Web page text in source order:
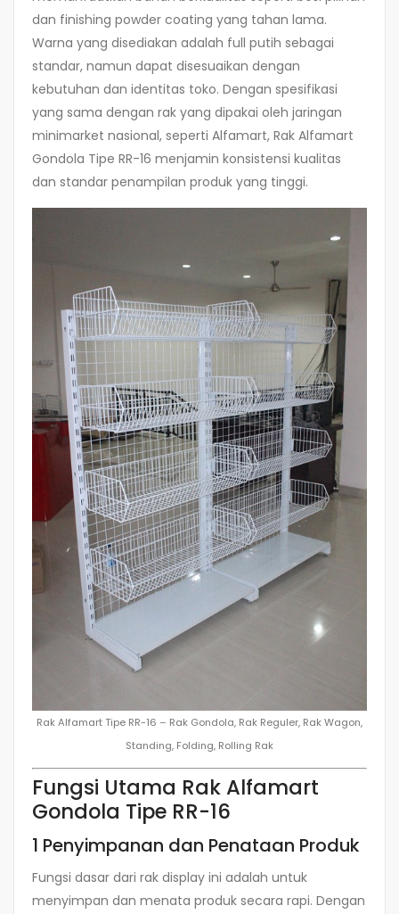
dan finishing powder coating yang tahan lama.
Warna yang disediakan adalah full putih sebagai
standar, namun dapat disesuaikan dengan
kebutuhan dan identitas toko. Dengan spesifikasi
yang sama dengan rak yang dipakai oleh jaringan
minimarket nasional, seperti Alfamart, Rak Alfamart
Gondola Tipe RR-16 menjamin konsistensi kualitas
dan standar penampilan produk yang tinggi.
Rak Alfamart Tipe RR-16 – Rak Gondola, Rak Reguler, Rak Wagon,
Standing, Folding, Rolling Rak
Fungsi Utama Rak Alfamart
Gondola Tipe RR-16
1 Penyimpanan dan Penataan Produk
Fungsi dasar dari rak display ini adalah untuk
menyimpan dan menata produk secara rapi. Dengan